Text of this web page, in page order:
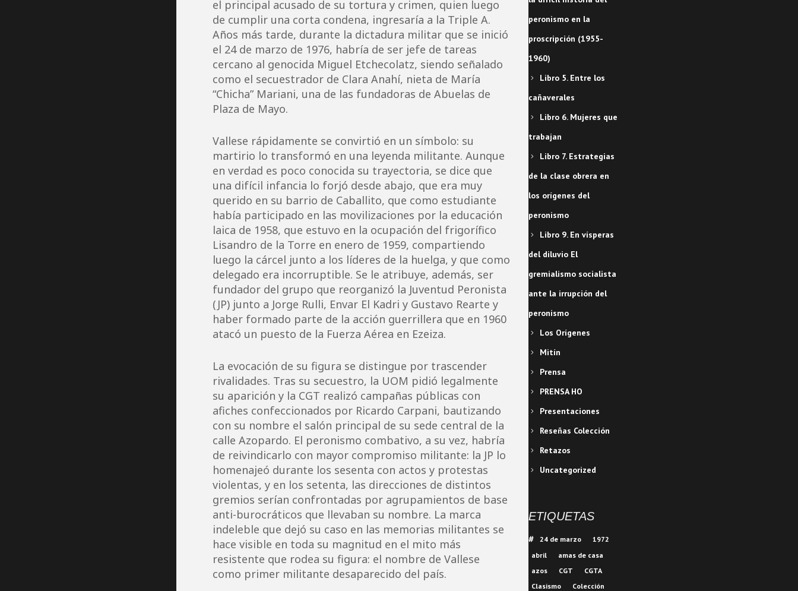
el principal acusado de su tortura y crimen, quien luego
de cumplir una corta condena, ingresaría a la Triple A.
Años más tarde, durante la dictadura militar que se inició
el 24 de marzo de 1976, habría de ser jefe de tareas
cercano al genocida Miguel Etchecolatz, siendo señalado
como el secuestrador de Clara Anahí, nieta de María
“Chicha” Mariani, una de las fundadoras de Abuelas de
Plaza de Mayo.
Vallese rápidamente se convirtió en un símbolo: su
martirio lo transformó en una leyenda militante. Aunque
en verdad es poco conocida su trayectoria, se dice que
una difícil infancia lo forjó desde abajo, que era muy
querido en su barrio de Caballito, que como estudiante
había participado en las movilizaciones por la educación
laica de 1958, que estuvo en la ocupación del frigorífico
Lisandro de la Torre en enero de 1959, compartiendo
luego la cárcel junto a los líderes de la huelga, y que como
delegado era incorruptible. Se le atribuye, además, ser
fundador del grupo que reorganizó la Juventud Peronista
(JP) junto a Jorge Rulli, Envar El Kadri y Gustavo Rearte y
haber formado parte de la acción guerrillera que en 1960
atacó un puesto de la Fuerza Aérea en Ezeiza.
La evocación de su figura se distingue por trascender
rivalidades. Tras su secuestro, la UOM pidió legalmente
su aparición y la CGT realizó campañas públicas con
afiches confeccionados por Ricardo Carpani, bautizando
con su nombre el salón principal de su sede central de la
calle Azopardo. El peronismo combativo, a su vez, habría
de reivindicarlo con mayor compromiso militante: la JP lo
homenajeó durante los sesenta con actos y protestas
violentas, y en los setenta, las direcciones de distintos
gremios serían confrontadas por agrupamientos de base
anti-burocráticos que llevaban su nombre. La marca
indeleble que dejó su caso en las memorias militantes se
hace visible en toda su magnitud en el mito más
resistente que rodea su figura: el nombre de Vallese
como primer militante desaparecido del país.
peronismo en la
proscripción (1955-
1960)
Libro 5. Entre los
cañaverales
Libro 6. Mujeres que
trabajan
Libro 7. Estrategias
de la clase obrera en
los orígenes del
peronismo
Libro 9. En vísperas
del diluvio El
gremialismo socialista
ante la irrupción del
peronismo
Los Orígenes
Mitín
Prensa
PRENSA HO
Presentaciones
Reseñas Colección
Retazos
Uncategorized
ETIQUETAS
24 de marzo
1972
abril
amas de casa
azos
CGT
CGTA
Clasismo
Colección